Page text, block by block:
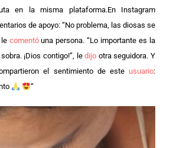
en la misma plataforma.En Instagram
de apoyo: “No problema, las diosas se
le comentóuna persona. “Lo importante es la
¡Dios contigo!”, ledijo otra seguidora. Y
el sentimiento de este usuario:
“